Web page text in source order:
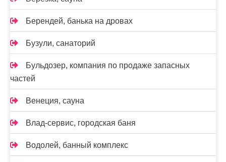
Берендей, банька на дровах
Бузули, санаторий
Бульдозер, компания по продаже запасных
частей
Венеция, сауна
Влад-сервис, городская баня
Водолей, банный комплекс